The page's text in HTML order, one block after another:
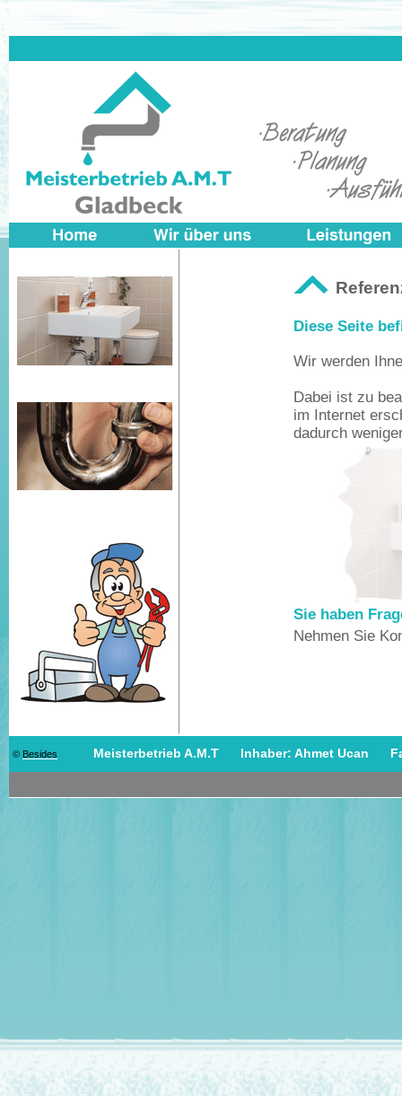
Diese Seite
Wir werden
Dabei ist zu
im Internet
dadurch
Sie haben
Nehmen Sie
© Besides Meisterbetrieb A.M.T Inhaber: Ahmet Ucan